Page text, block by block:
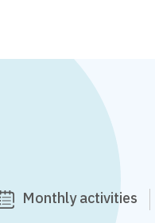
Monthly activities